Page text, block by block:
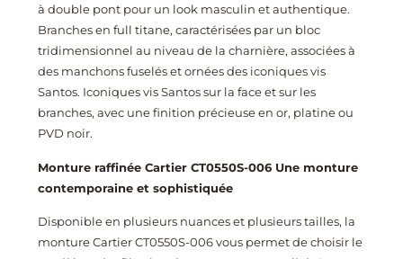
à double pont pour un look masculin et authentique.
Branches en full titane, caractérisées par un bloc
tridimensionnel au niveau de la charnière, associées à
des manchons fuselés et ornées des iconiques vis
Santos. Iconiques vis Santos sur la face et sur les
branches, avec une finition précieuse en or, platine ou
PVD noir.
Monture raffinée Cartier CT0550S-006 Une monture
contemporaine et sophistiquée
Disponible en plusieurs nuances et plusieurs tailles, la
monture Cartier CT0550S-006 vous permet de choisir le